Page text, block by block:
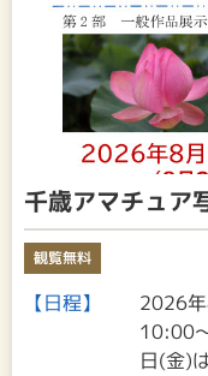
千歳アマチュア
観覧無料
【日程】
2026
10:00
日(金)